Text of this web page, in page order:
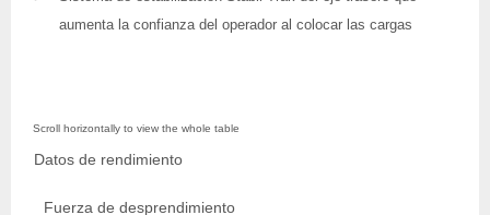
aumenta la confianza del operador al colocar las cargas
Datos de rendimiento
Fuerza de desprendimiento